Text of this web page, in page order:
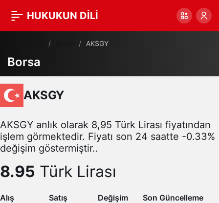
HUKUKUN DİLİ
AKSGY
Borsa
AKSGY
AKSGY anlık olarak 8,95 Türk Lirası fiyatından
işlem görmektedir. Fiyatı son 24 saatte -0.33%
değişim göstermiştir..
8.95 Türk Lirası
Alış
Satış
Değişim
Son Güncelleme